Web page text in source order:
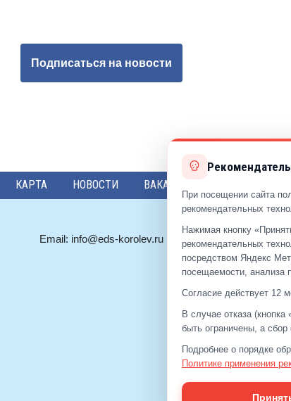
Подписаться на новости
КАРТА НОВОСТИ ВАКАНСИИ
Email: info@eds-korolev.ru +7 (499)929-
+7 (495)512-
При посещении сайта
рекомендательных
Нажимая кнопку
рекомендательных
посредством Яндекс
посещаемости, анализа
Согласие действует 12
В случае отказа
быть ограничены, а
Подробнее о порядке
Политике применения